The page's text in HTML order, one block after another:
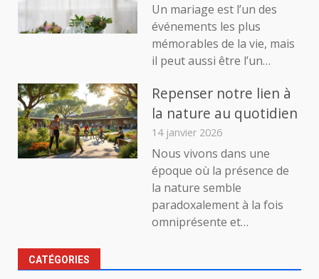
Un mariage est l’un des
événements les plus
mémorables de la vie, mais
il peut aussi être l’un…
Repenser notre lien à
la nature au quotidien
14 janvier 2026
Nous vivons dans une
époque où la présence de
la nature semble
paradoxalement à la fois
omniprésente et…
CATÉGORIES